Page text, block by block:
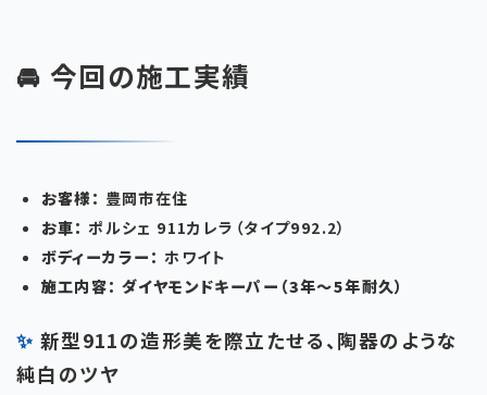
🚘 今回の施工実績
お客様： 豊岡市在住
お車： ポルシェ 911カレラ（タイプ992.2）
ボディーカラー： ホワイト
施工内容： ダイヤモンドキーパー（3年〜5年耐久）
✨ 新型911の造形美を際立たせる、陶器のような
純白のツヤ